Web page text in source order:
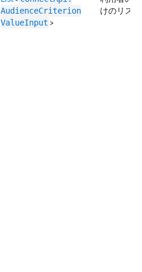
AudienceCriterion​
ValueInput >
けのリス